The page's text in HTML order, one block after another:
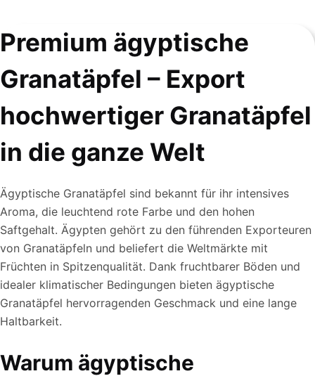
Premium ägyptische
Granatäpfel – Export
hochwertiger Granatäpfel
in die ganze Welt
Ägyptische Granatäpfel sind bekannt für ihr intensives
Aroma, die leuchtend rote Farbe und den hohen
Saftgehalt. Ägypten gehört zu den führenden Exporteuren
von Granatäpfeln und beliefert die Weltmärkte mit
Früchten in Spitzenqualität. Dank fruchtbarer Böden und
idealer klimatischer Bedingungen bieten ägyptische
Granatäpfel hervorragenden Geschmack und eine lange
Haltbarkeit.
Warum ägyptische